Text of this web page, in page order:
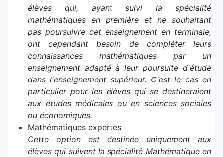
élèves qui, ayant suivi la spécialité
mathématiques en première et ne souhaitant
pas poursuivre cet enseignement en terminale,
ont cependant besoin de compléter leurs
connaissances mathématiques par un
enseignement adapté à leur poursuite d'étude
dans l'enseignement supérieur. C'est le cas en
particulier pour les élèves qui se destineraient
aux études médicales ou en sciences sociales
ou économiques.
Mathématiques expertes
Cette option est destinée uniquement aux
élèves qui suivent la spécialité Mathématique en